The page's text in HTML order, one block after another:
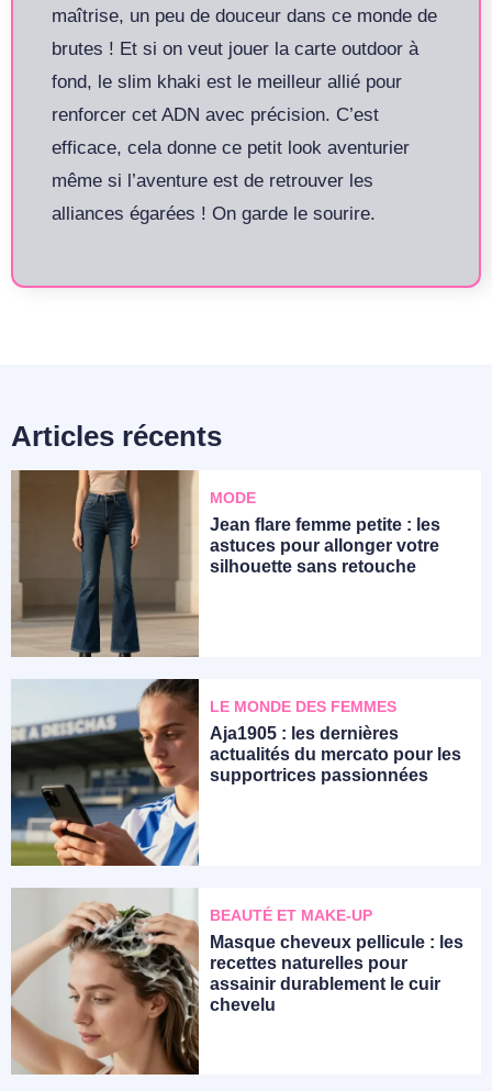
maîtrise, un peu de douceur dans ce monde de
brutes ! Et si on veut jouer la carte outdoor à
fond, le slim khaki est le meilleur allié pour
renforcer cet ADN avec précision. C’est
efficace, cela donne ce petit look aventurier
même si l’aventure est de retrouver les
alliances égarées ! On garde le sourire.
Articles récents
MODE
Jean flare femme petite : les
astuces pour allonger votre
silhouette sans retouche
LE MONDE DES FEMMES
Aja1905 : les dernières
actualités du mercato pour les
supportrices passionnées
BEAUTÉ ET MAKE-UP
Masque cheveux pellicule : les
recettes naturelles pour
assainir durablement le cuir
chevelu